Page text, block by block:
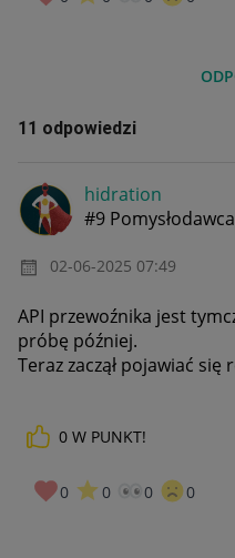
11 odpowiedzi
hidration
#9 Pomysłodawca
‎02-06-2025 07:49
API przewoźnika jest
próbę później.
Teraz zaczął pojawiać się
0 W PUNKT!
0 0 0 0